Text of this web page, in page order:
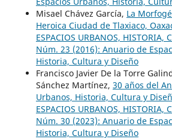
Misael Chávez García, La
Heroica Ciudad de Tlaxiaco,
ESPACIOS URBANOS, HISTORIA,
Núm. 23 (2016): Anuario de
Historia, Cultura y Diseño
Francisco Javier De la Torre
Sánchez Martínez, 30 años del
Urbanos, Historia, Cultura y
ESPACIOS URBANOS, HISTORIA,
Núm. 30 (2023): Anuario de
Historia, Cultura y Diseño